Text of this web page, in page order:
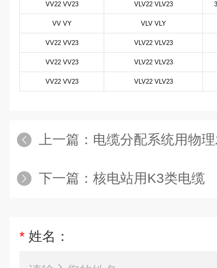
VV22 VV23 VLV22 VLV23
VV VY VLV VLY
VV22 VV23 VLV22 VLV23
VV22 VV23 VLV22 VLV23
VV22 VV23 VLV22 VLV23
上一篇： 电缆分配系统用物理发
下一篇： 核电站用K3类电缆
* 姓名：